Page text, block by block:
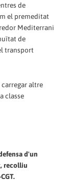
de
el premeditat
Mediterrani
de
transport
altre
classe
d'un
recolliu